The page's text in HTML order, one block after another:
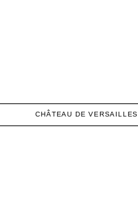
CHÂTEAU DE VERSAILLES